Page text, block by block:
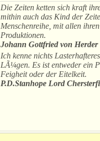
Die Zeiten ketten sich kraft
mithin auch das Kind der
Menschenreihe, mit allen
Produktionen.
Johann Gottfried von Herder
Ich kenne nichts
LÃ¼gen. Es ist entweder ein
Feigheit oder der Eitelkeit.
P.D.Stanhope Lord